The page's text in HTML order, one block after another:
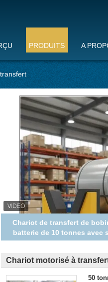
PRODUITS A
Capacité de chargement
transfert ferroviaire à câble à
pour
Chariot motorisé à
50